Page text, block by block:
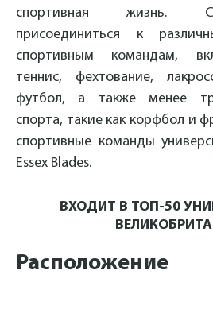
спортивная жизнь.
присоединиться к
спортивным командам,
теннис, фехтование,
футбол, а также менее
спорта, такие как корфбол и
спортивные команды
Essex Blades.
ВХОДИТ В ТОП-50
Расположение